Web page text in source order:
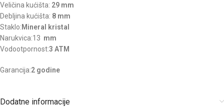
Veličina kućišta: 29 mm
Debljina kućišta: 8 mm
Staklo:Mineral kristal
Narukvica:13 mm
Vodootpornost:3 ATM
Garancija:2 godine
Dodatne informacije